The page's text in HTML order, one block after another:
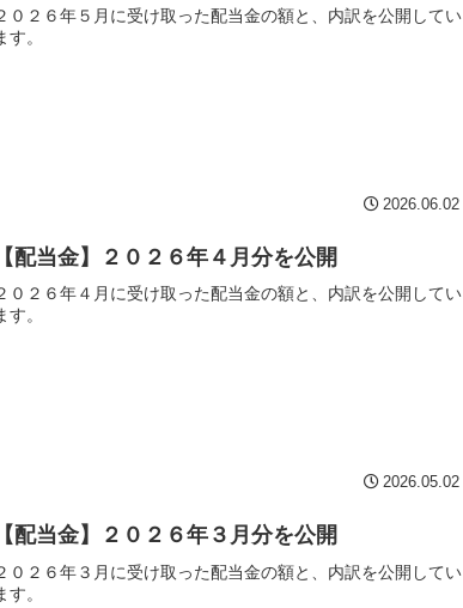
０２６年５月に受け取った配当金の額と、内訳を公開してい
す。
2026.06.02
配当金】２０２６年４月分を公開
０２６年４月に受け取った配当金の額と、内訳を公開してい
す。
2026.05.02
配当金】２０２６年３月分を公開
０２６年３月に受け取った配当金の額と、内訳を公開してい
す。